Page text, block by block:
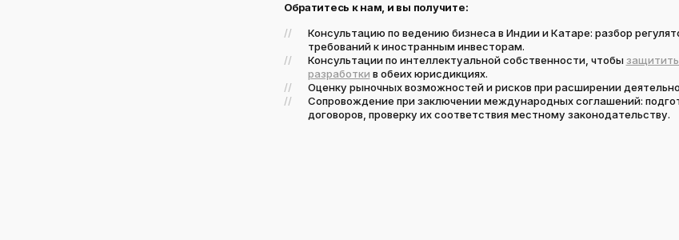
Обратитесь к нам, и вы получите:
Консультацию по ведению бизнеса в Индии и Катаре: разбор
требований к иностранным инвесторам.
Консультации по интеллектуальной собственности, чтобы
разработки в обеих юрисдикциях.
Оценку рыночных возможностей и рисков при расширении
Сопровождение при заключении международных соглашений:
договоров, проверку их соответствия местному законодательству.